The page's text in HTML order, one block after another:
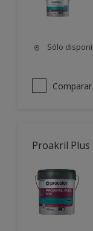
Sólo
Comparar
Proakril Plus